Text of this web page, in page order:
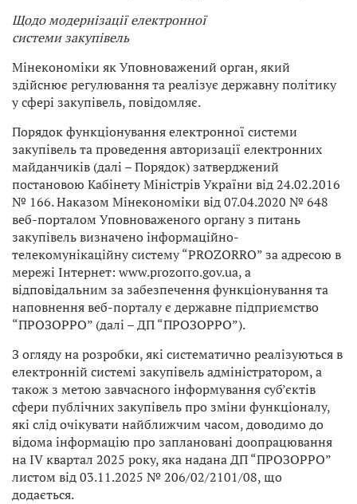
Щодо модернізації електронної
системи закупівель
Мінекономіки як Уповноважений орган, який
здійснює регулювання та реалізує державну політику
у сфері закупівель, повідомляє.
Порядок функціонування електронної системи
закупівель та проведення авторизації електронних
майданчиків (далі – Порядок) затверджений
постановою Кабінету Міністрів України від 24.02.2016
№ 166. Наказом Мінекономіки від 07.04.2020 № 648
веб-порталом Уповноваженого органу з питань
закупівель визначено інформаційно-
телекомунікаційну систему “PROZORRO” за адресою в
мережі Інтернет: www.prozorro.gov.ua, а
відповідальним за забезпечення функціонування та
наповнення веб-порталу є державне підприємство
“ПРОЗОРРО” (далі – ДП “ПРОЗОРРО”).
З огляду на розробки, які систематично реалізуються в
електронній системі закупівель адміністратором, а
також з метою завчасного інформування суб’єктів
сфери публічних закупівель про зміни функціоналу,
які слід очікувати найближчим часом, доводимо до
відома інформацію про заплановані доопрацювання
на IV квартал 2025 року, яка надана ДП “ПРОЗОРРО”
листом від 03.11.2025 № 206/02/2101/08, що
додається.